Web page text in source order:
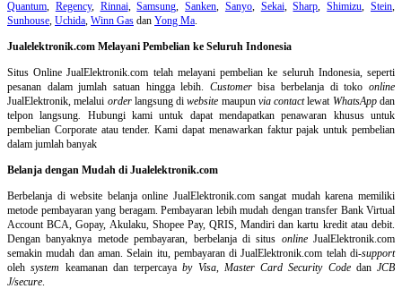
Quantum, Regency, Rinnai,Samsung,Sanken, Sanyo, Sekai,Sharp,Shimizu,Stein,
Sunhouse, Uchida, Winn Gas dan Yong Ma.
Jualelektronik.com Melayani Pembelian ke Seluruh Indonesia
Situs Online JualElektronik.com telah melayani pembelian ke seluruh Indonesia, seperti
pesanan dalam jumlah satuan hingga lebih. Customerbisa berbelanja di tokoonline
JualElektronik, melalui orderlangsung diwebsite maupun via contactlewat WhatsAppdan
telpon langsung. Hubungi kami untuk dapat mendapatkan penawaran khusus untuk
pembelian Corporate atau tender. Kami dapat menawarkan faktur pajak untuk pembelian
dalam jumlah banyak
Belanja dengan Mudah di Jualelektronik.com
Berbelanja diwebsite belanja online JualElektronik.com sangat mudah karena memiliki
metode pembayaran yang beragam. Pembayaran lebih mudah dengan transfer Bank Virtual
Account BCA, Gopay, Akulaku, Shopee Pay, QRIS, Mandiri dan kartu kredit atau debit.
Dengan banyaknya metode pembayaran, berbelanja di situs onlineJualElektronik.com
semakin mudah dan aman. Selain itu, pembayaran di JualElektronik.com telah di-support
olehsystem keamanan dan terpercayaby Visa, Master Card Security Codedan JCB
J/secure.